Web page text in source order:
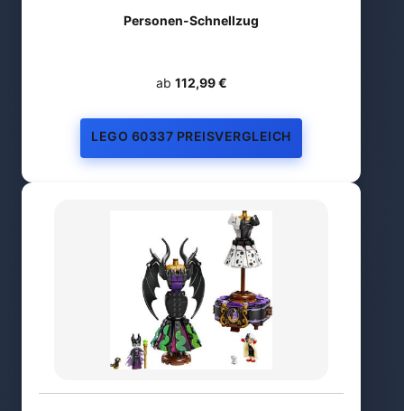
Personen-Schnellzug
ab 112,99 €
LEGO 60337 PREISVERGLEICH